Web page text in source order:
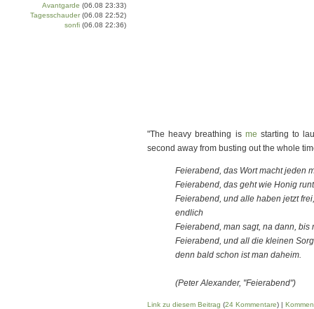
"The heavy breathing is me starting to
second away from busting out the whole
Feierabend, das Wort macht jeden
Feierabend, das geht wie Honig
Feierabend, und alle haben jetzt
endlich
Feierabend, man sagt, na dann, bis
Feierabend, und all die kleinen
denn bald schon ist man daheim.
(Peter Alexander, "Feierabend")
Link zu diesem Beitrag (24 Kommentare) |
Avantgarde (06.08 23:33)
Tagesschauder (06.08 22:52)
sonfi (06.08 22:36)